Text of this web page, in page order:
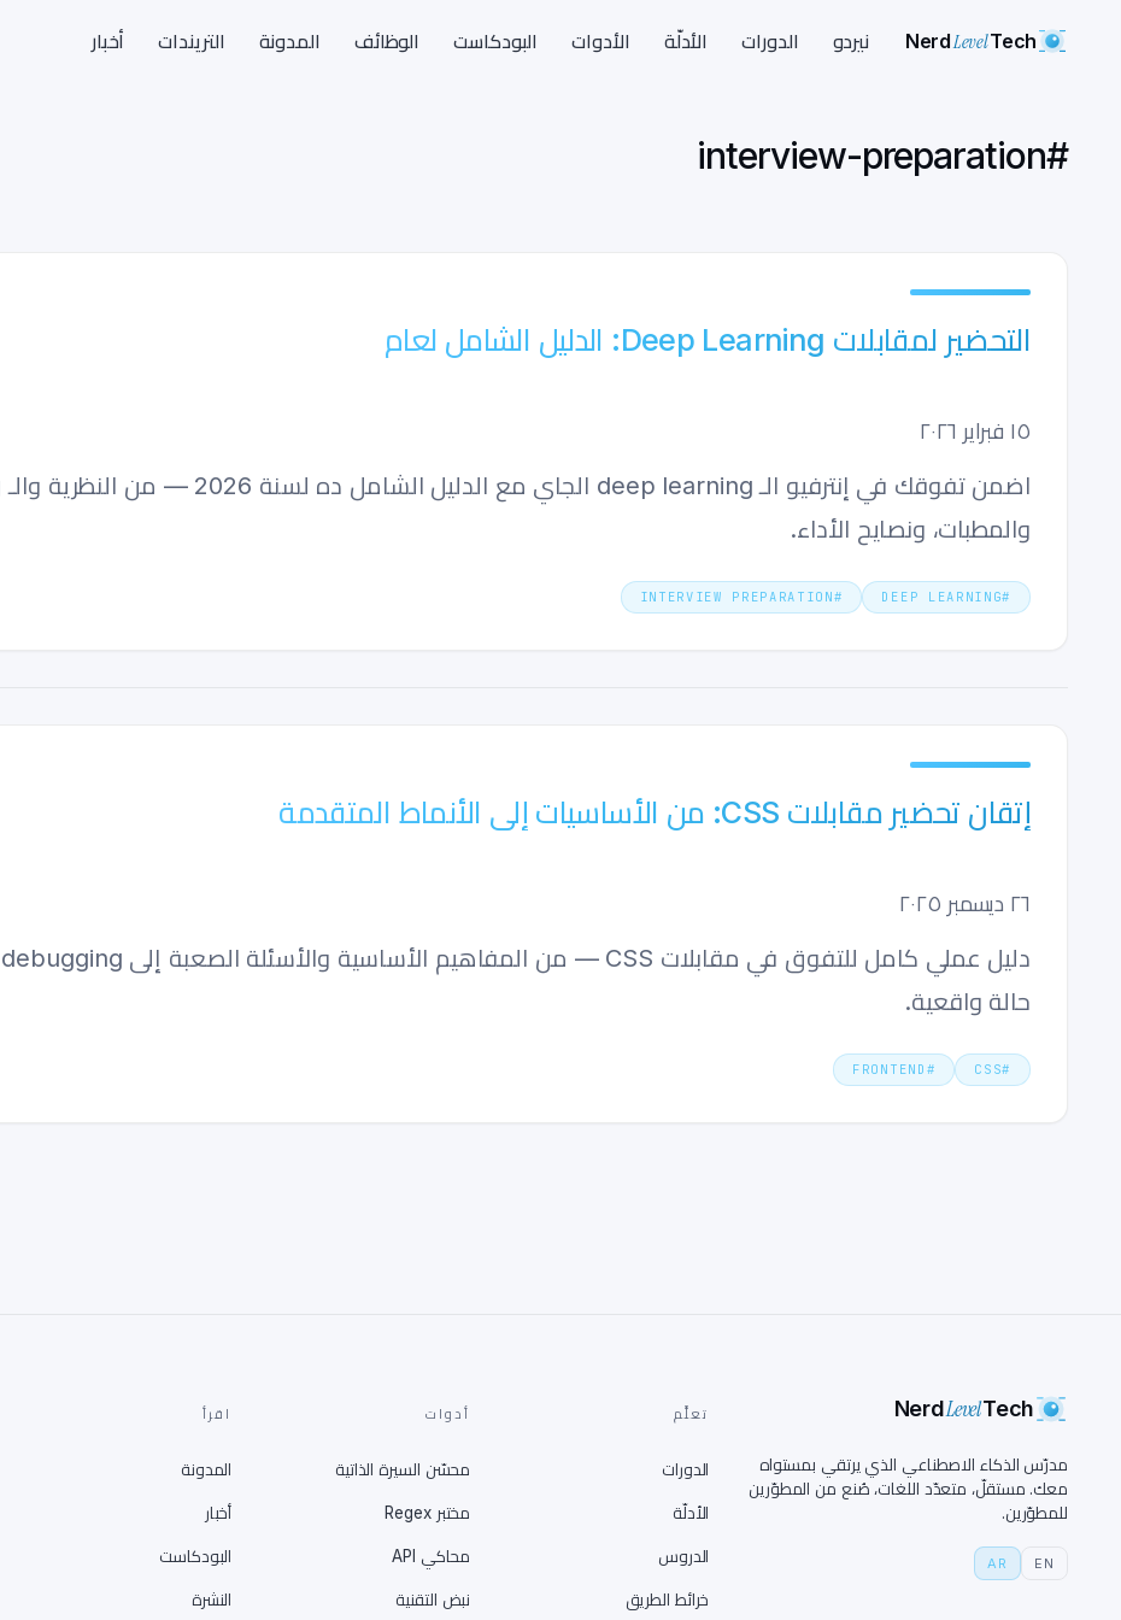
NerdLevelTech نيردو الدورات الأدلّة الأدوات البودكاست الوظائف المدونة التريندات أخبار
#
interview-preparation
التحضير لمقابلات Deep Learning: الدليل الشامل لعام
١٥ فبراير ٢٠٢٦
والمطبات، ونصايح الأداء.
#
DEEP LEARNING
#
INTERVIEW PREPARATION
إتقان تحضير مقابلات CSS: من الأساسيات إلى الأنماط المتقدمة
٢٦ ديسمبر ٢٠٢٥
حالة واقعية.
#
CSS
#
FRONTEND
NerdLevelTech
مدرّس الذكاء الاصطناعي الذي يرتقي بمستواه
معك. مستقلّ، متعدّد اللغات، صُنع من المطوّرين
للمطوّرين.
EN
AR
تعلَّم
الدورات
الأدلّة
الدروس
خرائط الطريق
أدوات
محسّن السيرة الذاتية
مختبر Regex
محاكي API
نبض التقنية
اقرأ
المدونة
أخبار
البودكاست
النشرة